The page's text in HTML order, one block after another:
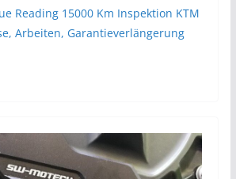
Reading15000 Km Inspektion KTM
Arbeiten, Garantieverlängerung